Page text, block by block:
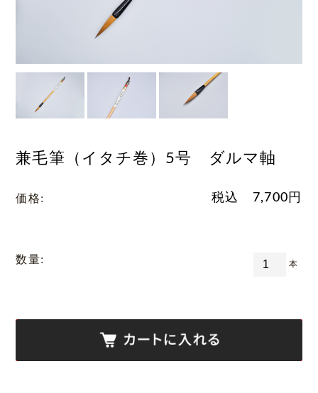
兼毛筆（イタチ巻）5号 ダルマ軸
価格: 税込 7,700 円
数量: 本